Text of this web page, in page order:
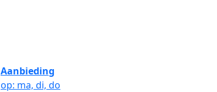
Aanbieding
op: ma, di, do